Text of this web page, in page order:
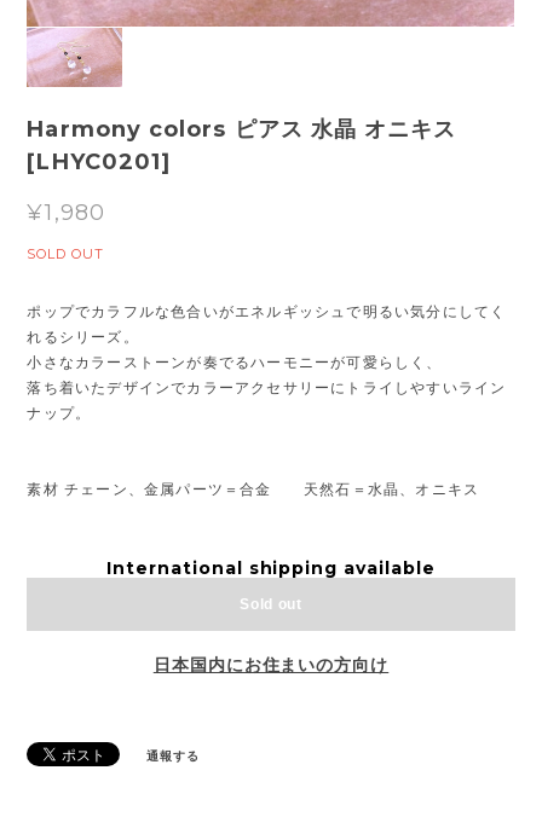
Harmony colors ピアス 水晶 オニキス
[LHYC0201]
¥1,980
SOLD OUT
ポップでカラフルな色合いがエネルギッシュで明るい気分にしてく
れるシリーズ。
小さなカラーストーンが奏でるハーモニーが可愛らしく、
落ち着いたデザインでカラーアクセサリーにトライしやすいライン
ナップ。
素材 チェーン、金属パーツ＝合金 天然石＝水晶、オニキス
International shipping available
Sold out
日本国内にお住まいの方向け
通報する